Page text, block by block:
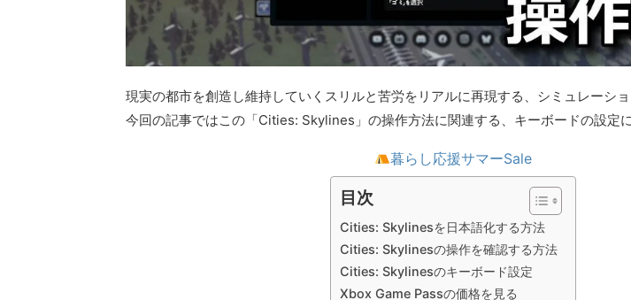
現実の都市を創造し維持していくスリルと苦労をリアルに再現する、シミュレーシ
今回の記事ではこの「Cities: Skylines」の操作方法に関連する、キーボードの設定
暮らし応援サマーSale
目次
Cities: Skylinesを日本語化する方法
Cities: Skylinesの操作を確認する方法
Cities: Skylinesのキーボード設定
Xbox Game Passの価格を見る